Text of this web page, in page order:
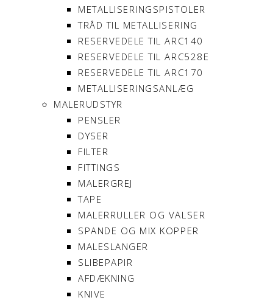
METALLISERINGSPISTOLER
TRÅD TIL METALLISERING
RESERVEDELE TIL ARC140
RESERVEDELE TIL ARC528E
RESERVEDELE TIL ARC170
METALLISERINGSANLÆG
MALERUDSTYR
PENSLER
DYSER
FILTER
FITTINGS
MALERGREJ
TAPE
MALERRULLER OG VALSER
SPANDE OG MIX KOPPER
MALESLANGER
SLIBEPAPIR
AFDÆKNING
KNIVE